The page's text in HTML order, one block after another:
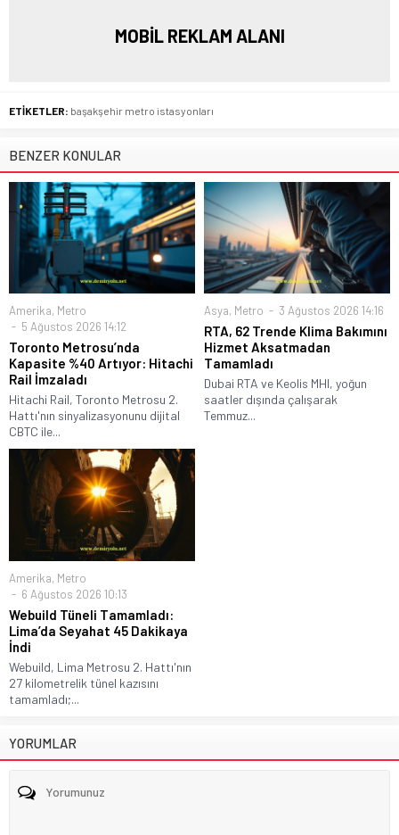
MOBİL REKLAM ALANI
ETİKETLER: başakşehir metro istasyonları
BENZER KONULAR
Amerika, Metro
5 Ağustos 2026 14:12
Toronto Metrosu’nda
Kapasite %40 Artıyor: Hitachi
Rail İmzaladı
Hitachi Rail, Toronto Metrosu 2.
Hattı'nın sinyalizasyonunu dijital
CBTC ile...
Asya, Metro 3 Ağustos 2026 14:16
RTA, 62 Trende Klima Bakımını
Hizmet Aksatmadan
Tamamladı
Dubai RTA ve Keolis MHI, yoğun
saatler dışında çalışarak
Temmuz...
Amerika, Metro
6 Ağustos 2026 10:13
Webuild Tüneli Tamamladı:
Lima’da Seyahat 45 Dakikaya
İndi
Webuild, Lima Metrosu 2. Hattı'nın
27 kilometrelik tünel kazısını
tamamladı;...
YORUMLAR